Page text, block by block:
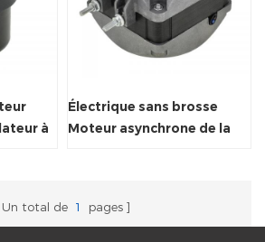
à
Électrique sans brosse
Moteur asynchrone de la
Un total de 1 pages